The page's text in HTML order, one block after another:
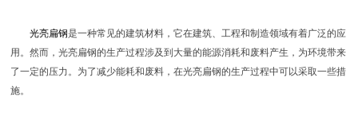
光亮扁钢是一种常见的建筑材料，它在建筑、工程和制造领域有着广泛的应
用。然而，光亮扁钢的生产过程涉及到大量的能源消耗和废料产生，为环境带来
了一定的压力。为了减少能耗和废料，在光亮扁钢的生产过程中可以采取一些措
施。